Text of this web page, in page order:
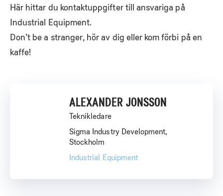
Här hittar du kontaktuppgifter till ansvariga på
Industrial Equipment.
Don’t be a stranger, hör av dig eller kom förbi på en
kaffe!
ALEXANDER JONSSON
Teknikledare
Sigma Industry Development,
Stockholm
Industrial Equipment